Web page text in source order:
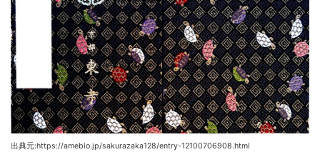
出典元:https://ameblo.jp/sakurazaka128/entry-12100706908.html